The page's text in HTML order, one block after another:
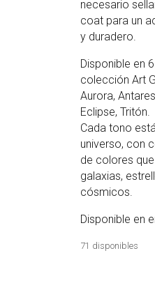
necesario
coat para un
y duradero.
Disponible en
colección Art
Aurora,
Eclipse, Tritón.
Cada tono
universo, con
de colores
galaxias,
cósmicos.
Disponible en
71 disponibles